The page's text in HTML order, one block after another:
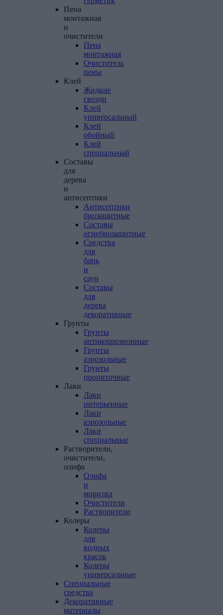
Пена
монтажная
и
очистители
Пена
монтажная
Очиститель
пены
Клей
Жидкие
гвозди
Клей
универсальный
Клей
обойный
Клей
специальный
Составы
для
дерева
и
антисептики
Антисептики
биозащитные
Составы
огнебиозащитные
Средства
для
бань
и
саун
Составы
для
дерева
декоративные
Грунты
Грунты
антикоррозионные
Грунты
аэрозольные
Грунты
пропиточные
Лаки
Лаки
интерьерные
Лаки
аэрозольные
Лаки
специальные
Растворители,
очистители,
олифа
Олифа
и
морилка
Очистители
Растворители
Колеры
Колеры
для
водных
красок
Колеры
универсальные
Специальные
средства
Декоративные
материалы